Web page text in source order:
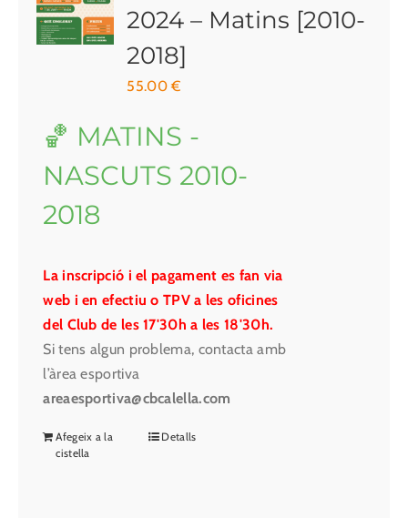
2024 – Matins [2010-
2018]
55.00€
🏀 MATINS -
NASCUTS 2010-
2018
La inscripció i el pagament es fan via
web i en efectiu o TPV a les oficines
del Club de les 17'30h a les 18'30h.
Si tens algun problema, contacta amb
l’àrea esportiva
areaesportiva@cbcalella.com
Afegeix a la
cistella
Detalls